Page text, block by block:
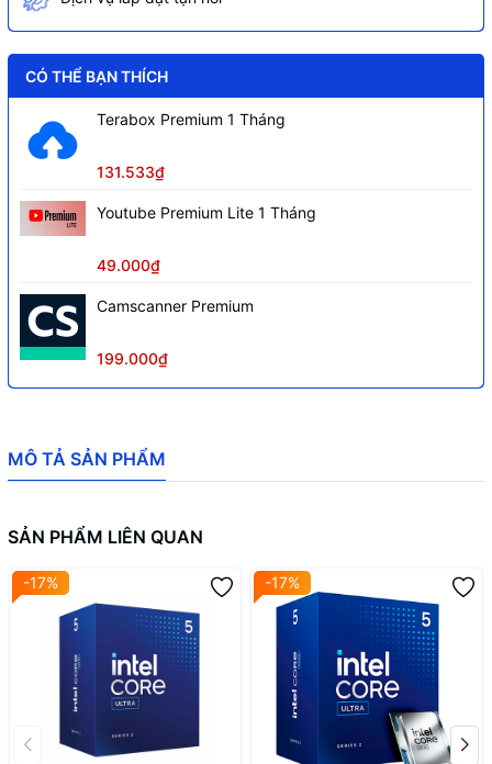
Nhân đồ họa tích hợp Intel® UHD Graphics 770
Phiên bản PCI Express
Số lượng PCIe lanes
CÓ THỂ BẠN THÍCH
Terabox Premium 1 Tháng
131.533₫
Youtube Premium Lite 1 Tháng
49.000₫
Camscanner Premium
199.000₫
MÔ TẢ SẢN PHẨM
SẢN PHẨM LIÊN QUAN
-17% -17%